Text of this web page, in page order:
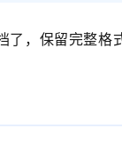
，保留完整格